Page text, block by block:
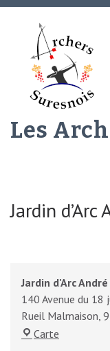
Aller
(Pressez
Les
Jardin
Jardin d'Arc
140 Avenue du 18
Rueil Malmaison,
Carte